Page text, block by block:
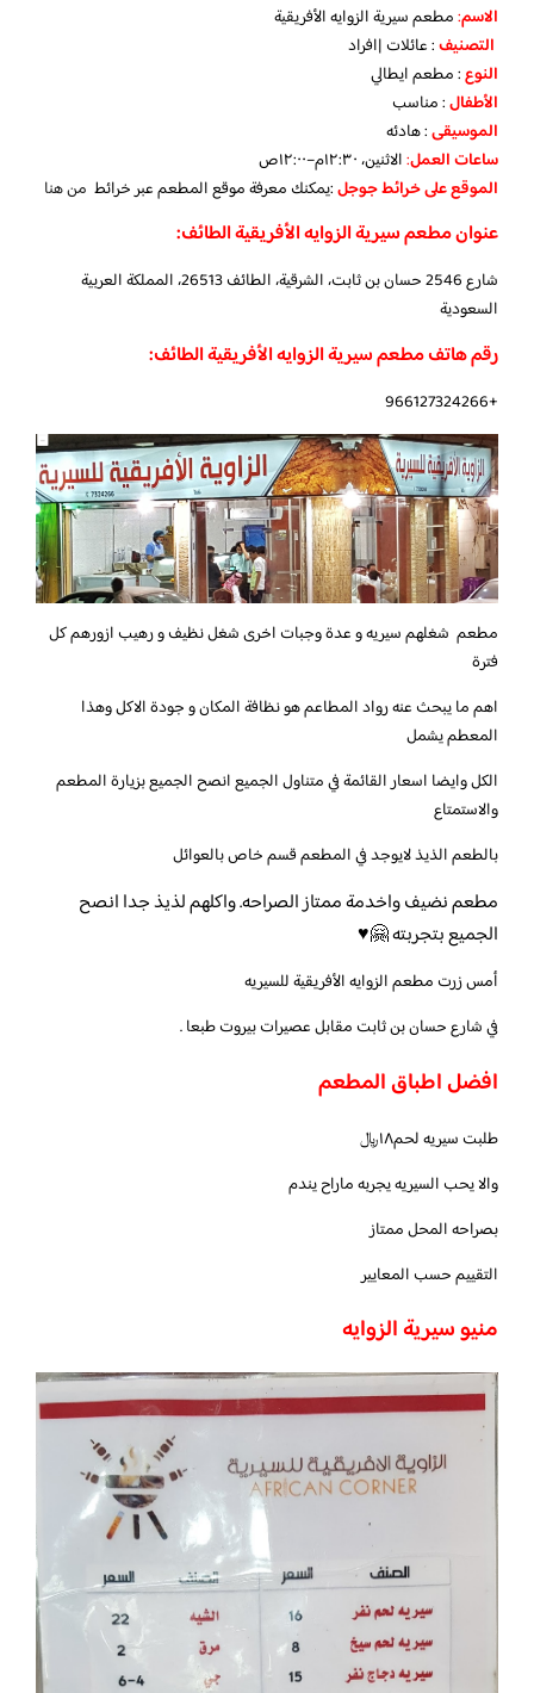
الاسم:مطعم سيرية الزوايه الأفريقية
التصنيف: عائلات |افراد
النوع: مطعم ايطالي
الأطفال: مناسب
الموسيقى: هادئه
ساعات العمل:الاثنين، ١٢:٣٠م–١٢:٠٠ص
الموقععلى خرائطجوجل:يمكنك معرفة موقع المطعم عبر خرائط من هنا
عنوان مطعم سيرية الزوايه الأفريقية الطائف:
شارع 2546 حسان بن ثابت، الشرقية، الطائف 26513، المملكة العربية
السعودية
رقم هاتف مطعم سيرية الزوايه الأفريقية الطائف:
+966127324266
مطعم شغلهم سيريه و عدة وجبات اخرى شغل نظيف و رهيب ازورهم كل
فترة
اهم ما يبحث عنه رواد المطاعم هو نظافة المكان و جودة الاكل وهذا
المعطم يشمل
الكل وايضا اسعار القائمة في متناول الجميع انصح الجميع بزيارة المطعم
والاستمتاع
بالطعم الذيذ لايوجد في المطعم قسم خاص بالعوائل
مطعم نضيف واخدمة ممتاز الصراحه. واكلهم لذيذ جدا انصح
الجميع بتجربته 🤗♥
أمس زرت مطعم الزوايه الأفريقية للسيريه
في شارع حسان بن ثابت مقابل عصيرات بيروت طبعا .
افضل اطباق المطعم
والا يحب السيريه يجربه ماراح يندم
بصراحه المحل ممتاز
التقييم حسب المعايير
منيو سيرية الزوايه